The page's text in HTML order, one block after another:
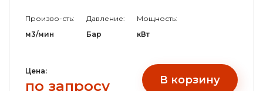
Произво-сть:
м3/мин
Давление:
Бар
Мощность:
кВт
Цена:
по запросу В корзину